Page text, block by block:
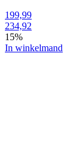
199,99
234,92
15%
In winkelmand